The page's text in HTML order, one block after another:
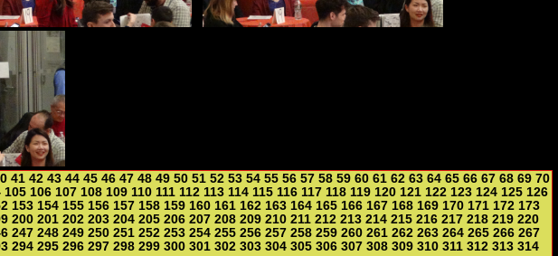
41 42 43 44 45 46 47 48 49 50 51 52 53 54 55 56 57 58 59 60 61 62 63 64 65 66 67 68 69 70
105 106 107 108 109 110 111 112 113 114 115 116 117 118 119 120 121 122 123 124 125 126
153 154 155 156 157 158 159 160 161 162 163 164 165 166 167 168 169 170 171 172 173
200 201 202 203 204 205 206 207 208 209 210 211 212 213 214 215 216 217 218 219 220
247 248 249 250 251 252 253 254 255 256 257 258 259 260 261 262 263 264 265 266 267
294 295 296 297 298 299 300 301 302 303 304 305 306 307 308 309 310 311 312 313 314